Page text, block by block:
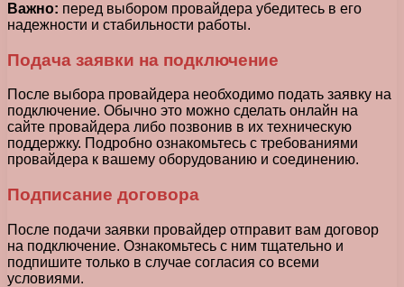
Важно: перед выбором провайдера убедитесь в его
надежности и стабильности работы.
Подача заявки на подключение
После выбора провайдера необходимо подать заявку на
подключение. Обычно это можно сделать онлайн на
сайте провайдера либо позвонив в их техническую
поддержку. Подробно ознакомьтесь с требованиями
провайдера к вашему оборудованию и соединению.
Подписание договора
После подачи заявки провайдер отправит вам договор
на подключение. Ознакомьтесь с ним тщательно и
подпишите только в случае согласия со всеми
условиями.